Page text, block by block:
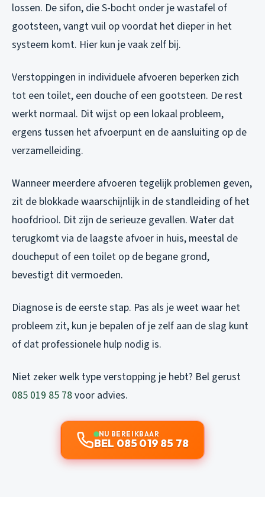
lossen. De sifon, die S-bocht onder je wastafel of
gootsteen, vangt vuil op voordat het dieper in het
systeem komt. Hier kun je vaak zelf bij.
Verstoppingen in individuele afvoeren beperken zich
tot een toilet, een douche of een gootsteen. De rest
werkt normaal. Dit wijst op een lokaal probleem,
ergens tussen het afvoerpunt en de aansluiting op de
verzamelleiding.
Wanneer meerdere afvoeren tegelijk problemen geven,
zit de blokkade waarschijnlijk in de standleiding of het
hoofdriool. Dit zijn de serieuze gevallen. Water dat
terugkomt via de laagste afvoer in huis, meestal de
doucheput of een toilet op de begane grond,
bevestigt dit vermoeden.
Diagnose is de eerste stap. Pas als je weet waar het
probleem zit, kun je bepalen of je zelf aan de slag kunt
of dat professionele hulp nodig is.
Niet zeker welk type verstopping je hebt? Bel gerust
085 019 85 78voor advies.
NU BEREIKBAAR
BEL 085 019 85 78